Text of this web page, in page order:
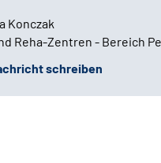
Konczak
Reha-Zentren - Bereich
schreiben